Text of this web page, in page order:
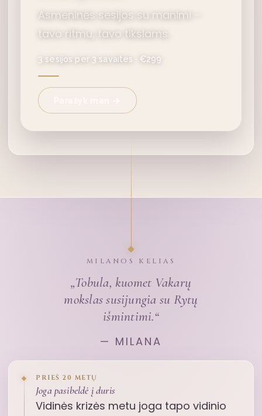
Asmeninės sesijos su manimi –
tavo ritmu, tavo tikslams.
3 sesijos per 3 savaites · €299
MILANOS KELIAS
„Tobula, kuomet Vakarų
mokslas susijungia su Rytų
išmintimi.“
— MILANA
PRIEŠ 20 METŲ
Joga pasibeldė į duris
Vidinės krizės metu joga tapo vidinio